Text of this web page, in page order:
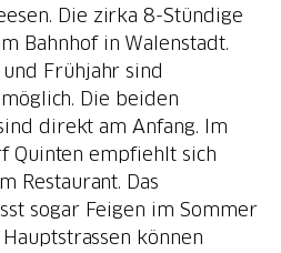
Die zirka 8-Stündige
Bahnhof in Walenstadt.
Frühjahr sind
Die beiden
direkt am Anfang. Im
Quinten empfiehlt sich
Restaurant. Das
sogar Feigen im Sommer
können